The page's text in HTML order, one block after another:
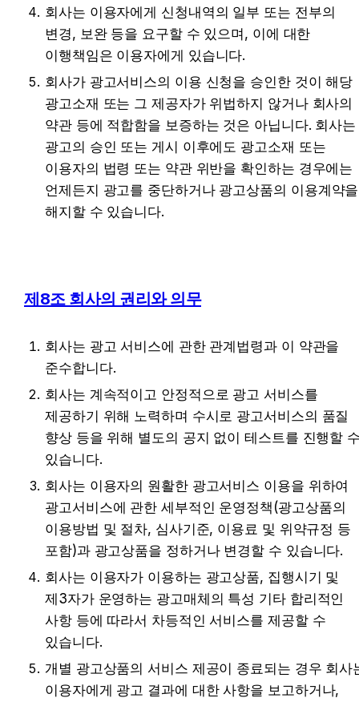
회사는 이용자에게 신청내역의 일부 또는 전부의
변경, 보완 등을 요구할 수 있으며, 이에 대한
이행책임은 이용자에게 있습니다.
회사가 광고서비스의 이용 신청을 승인한 것이 해당
광고소재 또는 그 제공자가 위법하지 않거나 회사의
약관 등에 적합함을 보증하는 것은 아닙니다. 회사는
광고의 승인 또는 게시 이후에도 광고소재 또는
이용자의 법령 또는 약관 위반을 확인하는 경우에는
언제든지 광고를 중단하거나 광고상품의 이용계약을
해지할 수 있습니다.
제8조 회사의 권리와 의무
회사는 광고 서비스에 관한 관계법령과 이 약관을
준수합니다.
회사는 계속적이고 안정적으로 광고 서비스를
제공하기 위해 노력하며 수시로 광고서비스의 품질
향상 등을 위해 별도의 공지 없이 테스트를 진행할
있습니다.
회사는 이용자의 원활한 광고서비스 이용을 위하여
광고서비스에 관한 세부적인 운영정책(광고상품의
이용방법 및 절차, 심사기준, 이용료 및 위약규정 등
포함)과 광고상품을 정하거나 변경할 수 있습니다.
회사는 이용자가 이용하는 광고상품, 집행시기 및
제3자가 운영하는 광고매체의 특성 기타 합리적인
사항 등에 따라서 차등적인 서비스를 제공할 수
있습니다.
개별 광고상품의 서비스 제공이 종료되는 경우 회사
이용자에게 광고 결과에 대한 사항을 보고하거나,